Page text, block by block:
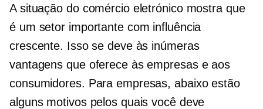
A situação do comércio eletrónico mostra que
é um setor importante com influência
crescente. Isso se deve às inúmeras
vantagens que oferece às empresas e aos
consumidores. Para empresas, abaixo estão
alguns motivos pelos quais você deve